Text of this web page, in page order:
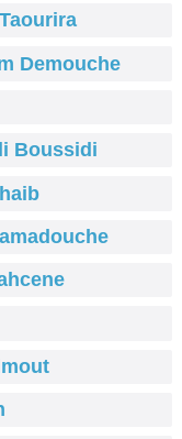
Demouche
Boussidi